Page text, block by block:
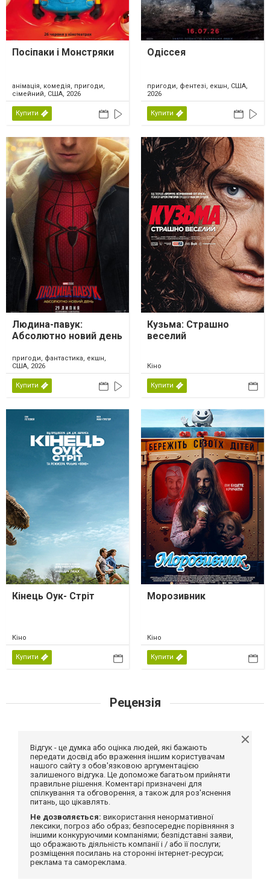
Посіпаки і Монстряки
анімація, комедія, пригоди,
сімейний, США, 2026
Купити
Одіссея
пригоди, фентезі, екшн, США,
2026
Купити
Людина-павук:
Абсолютно новий день
пригоди, фантастика, екшн,
США, 2026
Купити
Кузьма: Страшно
веселий
Кіно
Купити
Кінець Оук- Стріт
Кіно
Купити
Морозивник
Кіно
Купити
Рецензія
Відгук - це думка або оцінка людей, які бажають
передати досвід або враження іншим користувачам
нашого сайту з обов'язковою аргументацією
залишеного відгука. Це допоможе багатьом прийняти
правильне рішення. Коментарі призначені для
спілкування та обговорення, а також для роз'яснення
питань, що цікавлять.
Не дозволяється: використання ненормативної
лексики, погроз або образ; безпосереднє порівняння з
іншими конкуруючими компаніями; безпідставні заяви,
що ображають діяльність компанії і / або її послуги;
розміщення посилань на сторонні інтернет-ресурси;
реклама та самореклама.